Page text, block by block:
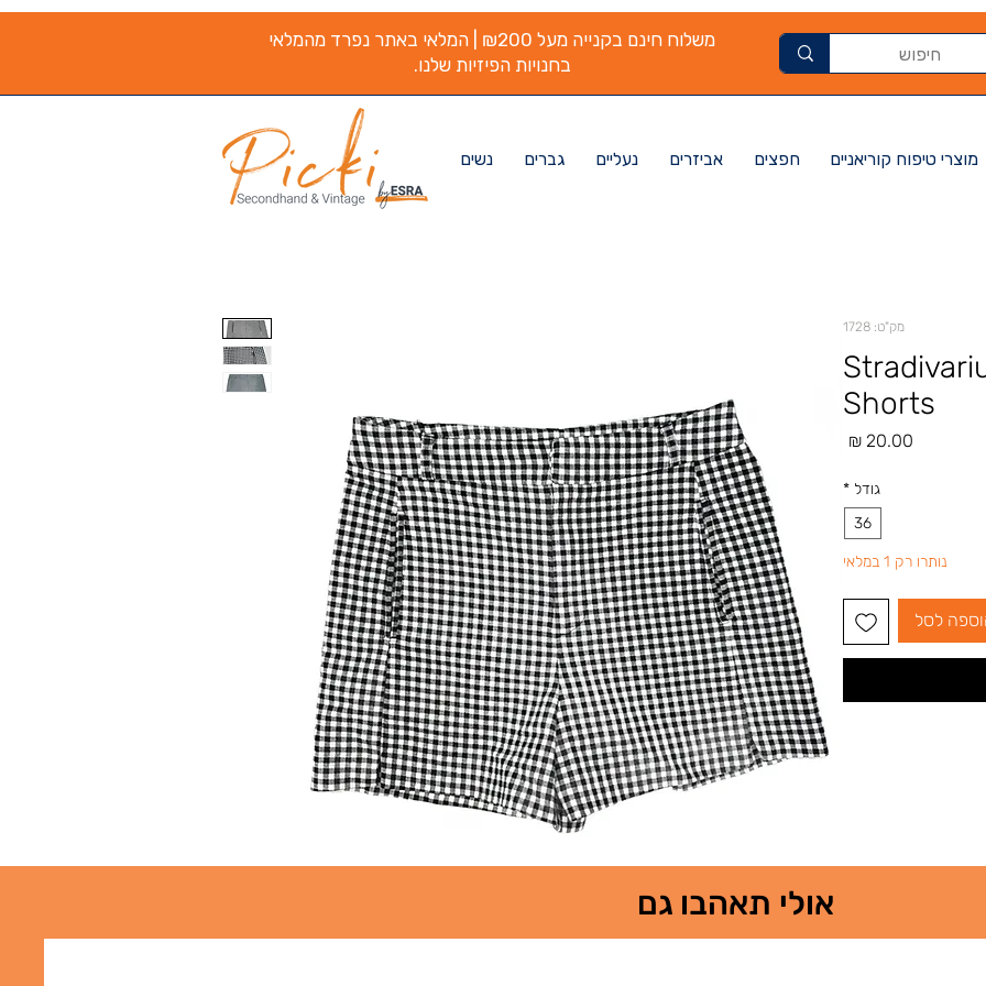
משלוח חינם בקנייה מעל ₪200 | המלאי באתר נפרד מהמלאי
בחנויות הפיזיות שלנו.
נשים גברים נעליים אביזרים חפצים מוצרי טיפוח קוריאניים
מק"ט: 1728
Shorts
גודל *
36
נותרו רק 1 במלאי
לסל